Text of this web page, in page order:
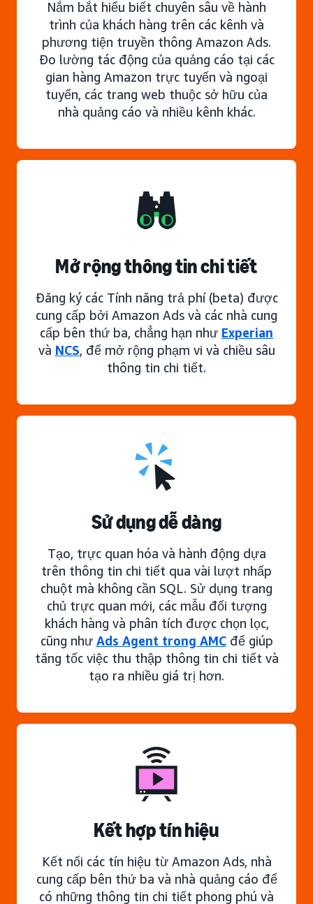
Nắm bắt hiểu biết chuyên sâu về hành
trình của khách hàng trên các kênh và
phương tiện truyền thông Amazon Ads.
Đo lường tác động của quảng cáo tại các
gian hàng Amazon trực tuyến và ngoại
tuyến, các trang web thuộc sở hữu của
nhà quảng cáo và nhiều kênh khác.
Mở rộng thông tin chi tiết
Đăng ký các Tính năng trả phí (beta) được
cung cấp bởi Amazon Ads và các nhà cung
cấp bên thứ ba, chẳng hạn như Experian
và NCS, để mở rộng phạm vi và chiều sâu
thông tin chi tiết.
Sử dụng dễ dàng
Tạo, trực quan hóa và hành động dựa
trên thông tin chi tiết qua vài lượt nhấp
chuột mà không cần SQL. Sử dụng trang
chủ trực quan mới, các mẫu đối tượng
khách hàng và phân tích được chọn lọc,
cũng như Ads Agent trong AMCđể giúp
tăng tốc việc thu thập thông tin chi tiết và
tạo ra nhiều giá trị hơn.
Kết hợp tín hiệu
Kết nối các tín hiệu từ Amazon Ads, nhà
cung cấp bên thứ ba và nhà quảng cáo để
có những thông tin chi tiết phong phú và